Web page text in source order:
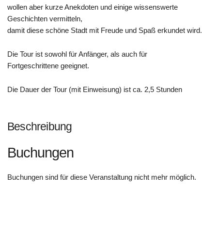
wollen aber kurze Anekdoten und einige wissenswerte
Geschichten vermitteln,
damit diese schöne Stadt mit Freude und Spaß erkundet wird.
Die Tour ist sowohl für Anfänger, als auch für
Fortgeschrittene geeignet.
Die Dauer der Tour (mit Einweisung) ist ca. 2,5 Stunden
Beschreibung
Buchungen
Buchungen sind für diese Veranstaltung nicht mehr möglich.